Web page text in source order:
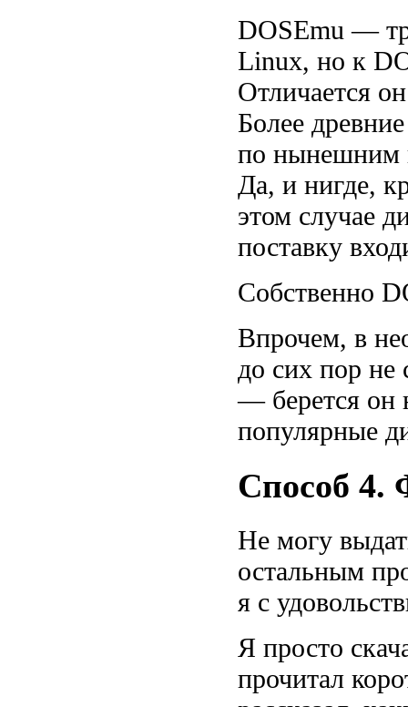
DOSEmu —
Linux, но к
Отличается
Более
по нынешним
Да, и нигде,
этом случае
поставку
Собственно
Впрочем, в
до сих пор не
— берется он
популярные
Способ 4.
Не могу
остальным
я с
Я просто
прочитал